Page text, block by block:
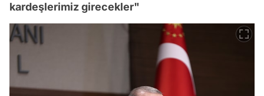
kardeşlerimiz girecekler"